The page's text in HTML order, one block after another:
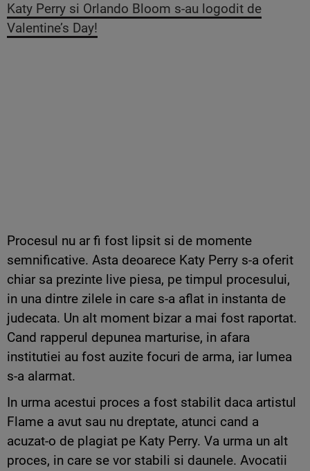
Katy Perry si Orlando Bloom s-au logodit de
Valentine’s Day!
Procesul nu ar fi fost lipsit si de momente
semnificative. Asta deoarece Katy Perry s-a oferit
chiar sa prezinte live piesa, pe timpul procesului,
in una dintre zilele in care s-a aflat in instanta de
judecata. Un alt moment bizar a mai fost raportat.
Cand rapperul depunea marturise, in afara
institutiei au fost auzite focuri de arma, iar lumea
s-a alarmat.
In urma acestui proces a fost stabilit daca artistul
Flame a avut sau nu dreptate, atunci cand a
acuzat-o de plagiat pe Katy Perry. Va urma un alt
proces, in care se vor stabili si daunele. Avocatii